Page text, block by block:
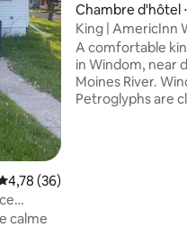
: 4,77 sur 5
moyenne sur la
4,78 (36)
calme
Chambre d'hôtel
King | AmericInn
A comfortable
in Windom, near
Moines River.
Petroglyphs are